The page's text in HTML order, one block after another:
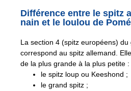
Différence entre le spitz
nain et le loulou de
La section 4 (spitz européens)
correspond au spitz allemand.
de la plus grande à la plus petite :
le spitz loup ou Keeshond ;
le grand spitz ;